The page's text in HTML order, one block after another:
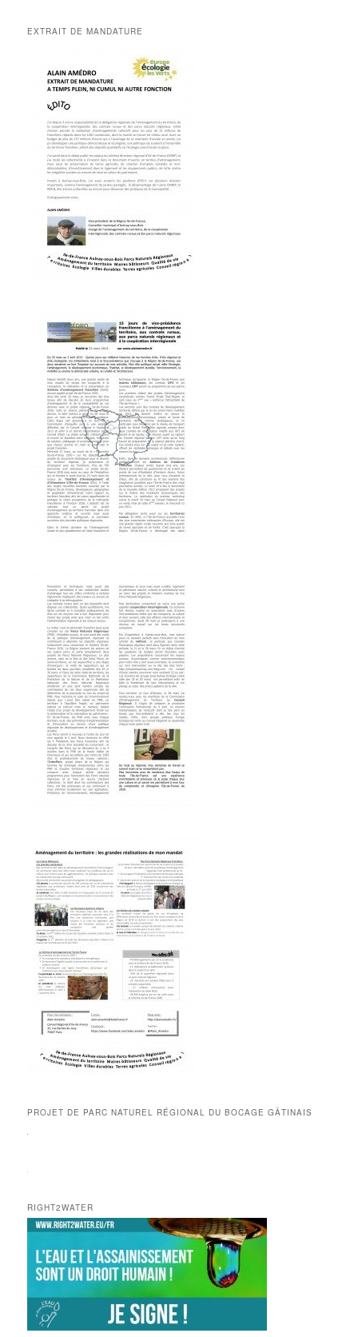
EXTRAIT DE MANDATURE
PROJET DE PARC NATUREL RÉGIONAL DU BOCAGE GÂTINAIS
RIGHT2WATER